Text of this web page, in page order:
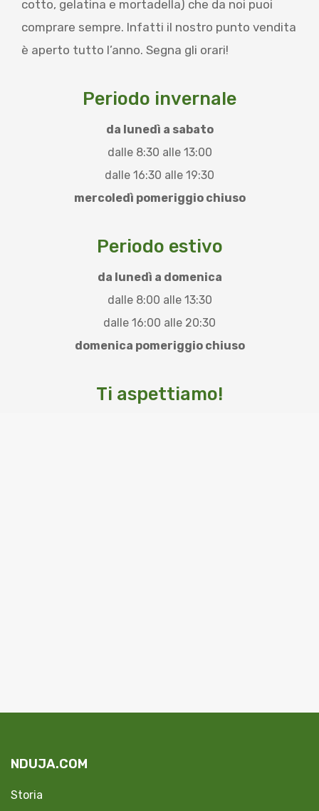
cotto, gelatina e mortadella) che da noi puoi
comprare sempre. Infatti il nostro punto vendita
è aperto tutto l’anno. Segna gli orari!
Periodo invernale
da lunedì a sabato
dalle 8:30 alle 13:00
dalle 16:30 alle 19:30
mercoledì pomeriggio chiuso
Periodo estivo
da lunedì a domenica
dalle 8:00 alle 13:30
dalle 16:00 alle 20:30
domenica pomeriggio chiuso
Ti aspettiamo!
NDUJA.COM
Storia